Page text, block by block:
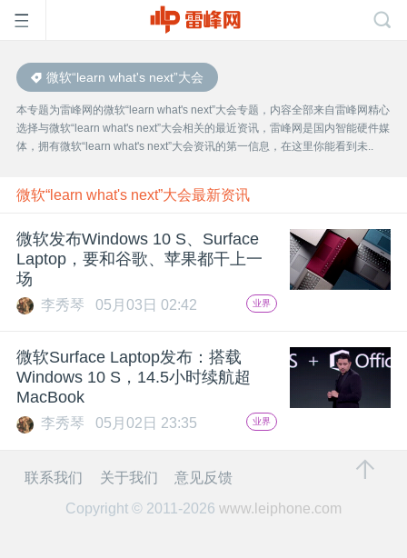
首
页
雷
峰
网
公
活
微软“learn what's next”大会
本专题为雷峰网的微软“learn what's next”大会专题，内容全部来自雷峰网精心
选择与微软“learn what's next”大会相关的最近资讯，雷峰网是国内智能硬件媒
体，拥有微软“learn what's next”大会资讯的第一信息，在这里你能看到未..
微软“learn what's next”大会最新资讯
微软发布Windows 10 S、Surface
Laptop，要和谷歌、苹果都干上一
场
李秀琴 05月03日 02:42 业界
微软Surface Laptop发布：搭载
Windows 10 S，14.5小时续航超
MacBook
李秀琴 05月02日 23:35 业界
联系我们 关于我们
意见反馈
Copyright © 2011-2026 www.leiphone.com